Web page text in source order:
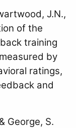
J.N.,
of the
training
by
ratings,
and
George, S.